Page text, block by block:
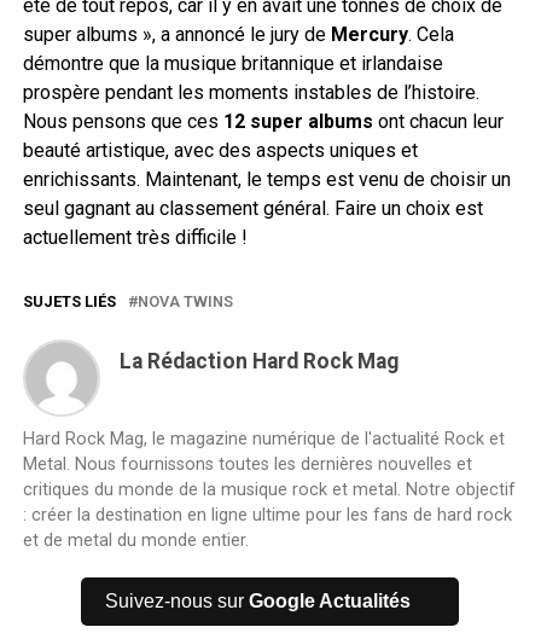
été de tout repos, car il y en avait une tonnes de choix de
super albums », a annoncé le jury de Mercury. Cela
démontre que la musique britannique et irlandaise
prospère pendant les moments instables de l’histoire.
Nous pensons que ces 12 super albums ont chacun leur
beauté artistique, avec des aspects uniques et
enrichissants. Maintenant, le temps est venu de choisir un
seul gagnant au classement général. Faire un choix est
actuellement très difficile !
SUJETS LIÉS NOVA TWINS
La Rédaction Hard Rock Mag
Hard Rock Mag, le magazine numérique de l'actualité Rock et
Metal. Nous fournissons toutes les dernières nouvelles et
critiques du monde de la musique rock et metal. Notre objectif
: créer la destination en ligne ultime pour les fans de hard rock
et de metal du monde entier.
Suivez-nous surGoogle Actualités